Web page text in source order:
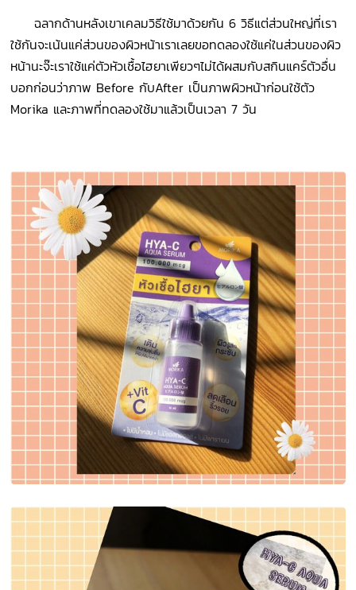
ฉลากด้านหลังเขาเคลมวิธีใช้มาด้วยกัน 6 วิธีแต่ส่วนใหญ่ที่เรา
ใช้กันจะเน้นแค่ส่วนของผิวหน้าเราเลยขอทดลองใช้แค่ในส่วนของผิว
หน้านะจ๊ะเราใช้แค่ตัวหัวเชื้อไฮยาเพียวๆไม่ได้ผสมกับสกินแคร์ตัวอื่น
บอกก่อนว่าภาพ BeforeกับAfter เป็นภาพผิวหน้าก่อนใช้ตัว
Morika และภาพที่ทดลองใช้มาแล้วเป็นเวลา 7 วัน